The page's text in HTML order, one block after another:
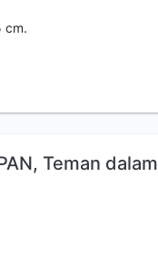
cm.
Teman dalam